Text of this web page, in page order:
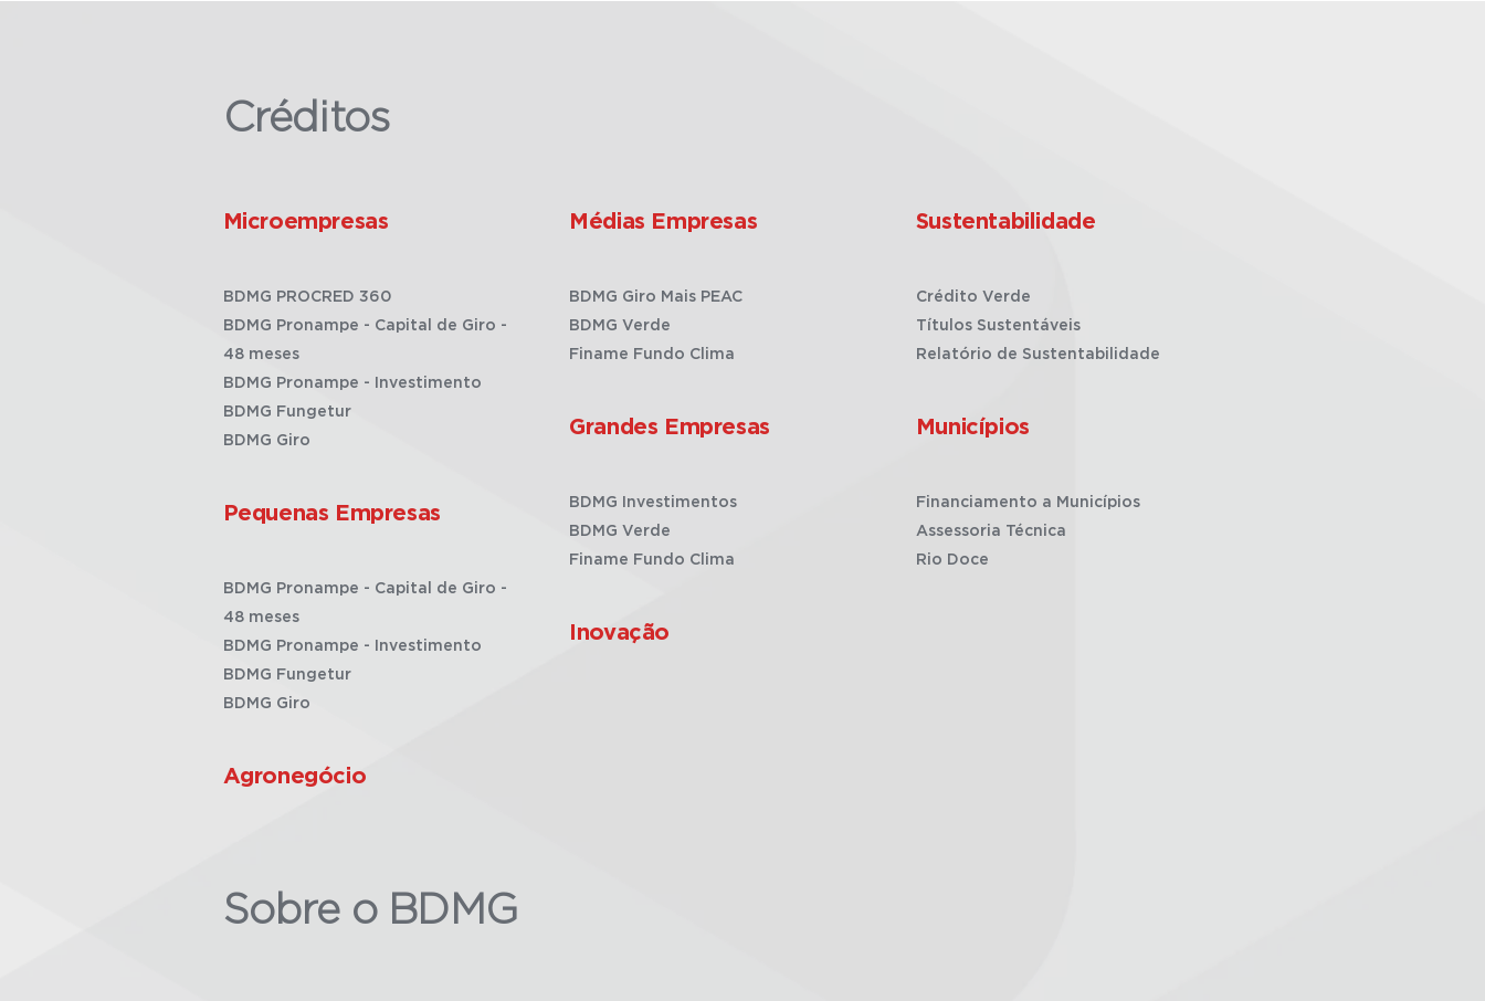
Créditos
Microempresas
BDMG PROCRED 360
BDMG Pronampe - Capital de Giro -
48 meses
BDMG Pronampe - Investimento
BDMG Fungetur
BDMG Giro
Pequenas Empresas
BDMG Pronampe - Capital de Giro -
48 meses
BDMG Pronampe - Investimento
BDMG Fungetur
BDMG Giro
Agronegócio
Médias Empresas
BDMG Giro Mais PEAC
BDMG Verde
Finame Fundo Clima
Grandes Empresas
BDMG Investimentos
BDMG Verde
Finame Fundo Clima
Inovação
Sustentabilidade
Crédito Verde
Títulos Sustentáveis
Relatório de Sustentabilidade
Municípios
Financiamento a Municípios
Assessoria Técnica
Rio Doce
Sobre o BDMG